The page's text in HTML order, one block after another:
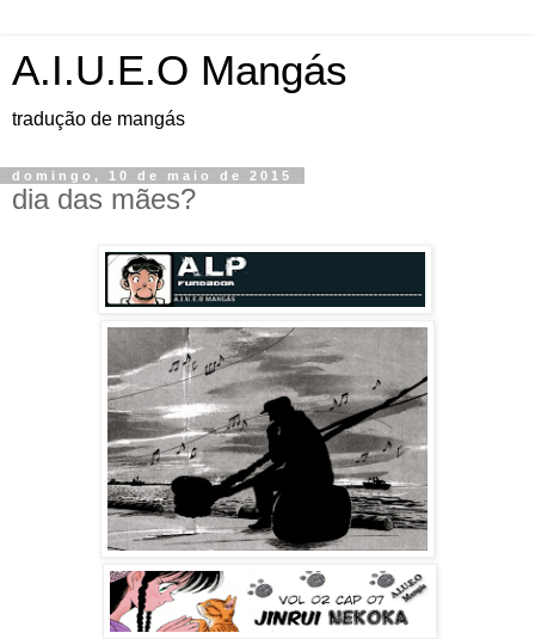
A.I.U.E.O Mangás
tradução de mangás
domingo, 10 de maio de 2015
dia das mães?